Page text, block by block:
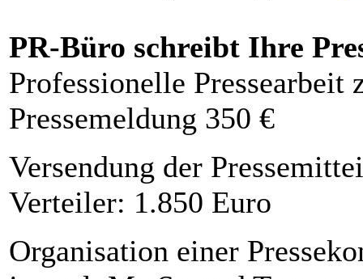
PR-Büro schreibt Ihre
Professionelle Pressearbeit
Pressemeldung 350 €
Versendung der
Verteiler: 1.850 Euro
Organisation einer